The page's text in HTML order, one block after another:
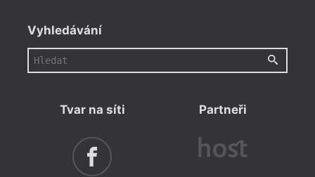
Vyhledávání
Tvar na síti Partneři